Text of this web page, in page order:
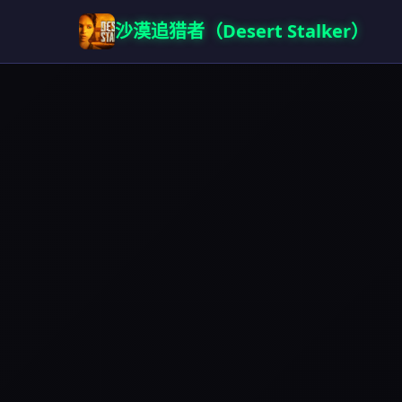
沙漠追猎者（Desert Stalker）